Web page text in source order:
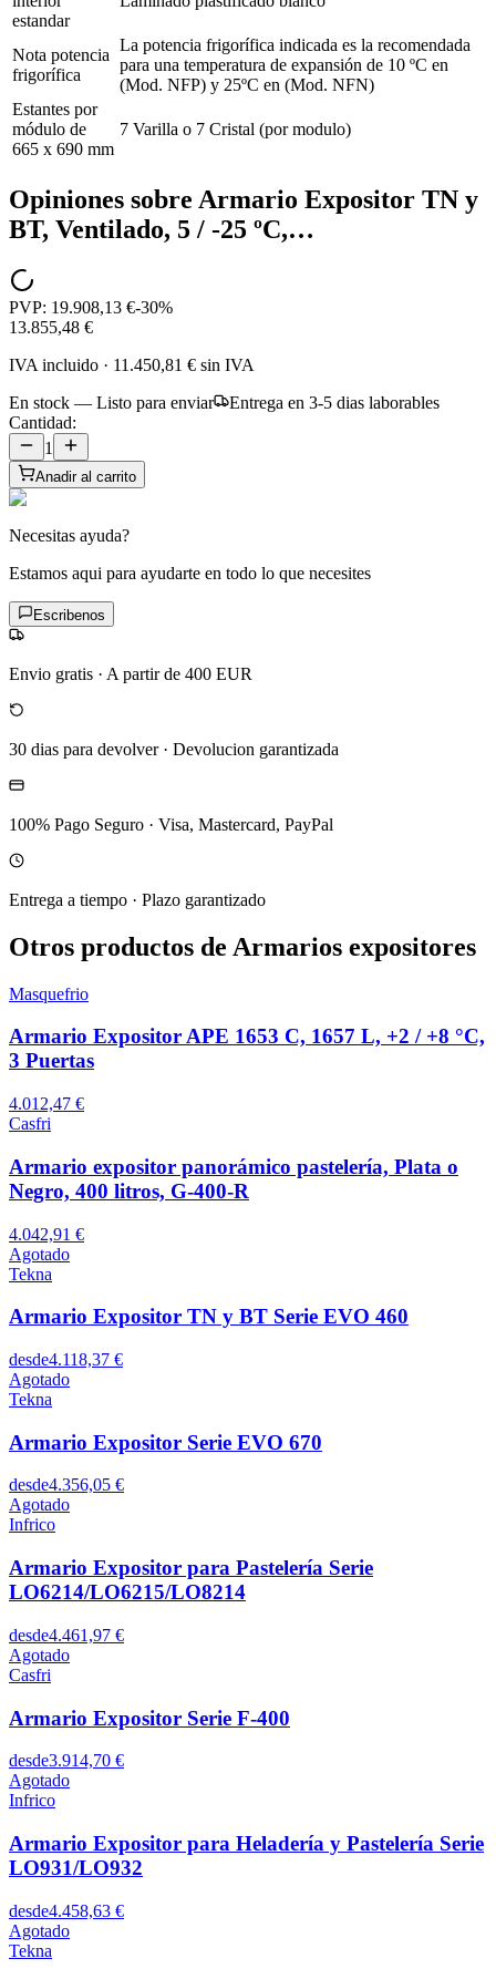
estandar
Nota potencia
frigorífica
La potencia frigorífica indicada es la recomendada
para una temperatura de expansión de 10 ºC en
(Mod. NFP) y 25ºC en (Mod. NFN)
Estantes por
módulo de
665 x 690 mm
7 Varilla o 7 Cristal (por modulo)
Opiniones sobre Armario Expositor TN y
BT, Ventilado, 5 / -25 ºC,…
PVP: 19.908,13 €-30%
13.855,48 €
IVA incluido · 11.450,81 € sin IVA
En stock — Listo para enviar
Entrega en 3-5 dias laborables
Cantidad:
1
Anadir al carrito
Necesitas ayuda?
Estamos aqui para ayudarte en todo lo que necesites
Escribenos
Envio gratis · A partir de 400 EUR
30 dias para devolver· Devolucion garantizada
100% Pago Seguro · Visa, Mastercard, PayPal
Entrega a tiempo · Plazo garantizado
Otros productos de Armarios expositores
Masquefrio
Armario Expositor APE 1653 C, 1657 L, +2 / +8 °C,
3 Puertas
4.012,47 €
Casfri
Armario expositor panorámico pastelería, Plata o
Negro, 400 litros, G-400-R
4.042,91 €
Agotado
Tekna
Armario Expositor TN y BT Serie EVO 460
desde4.118,37 €
Agotado
Tekna
Armario Expositor Serie EVO 670
desde4.356,05 €
Agotado
Infrico
Armario Expositor para Pastelería Serie
LO6214/LO6215/LO8214
desde4.461,97 €
Agotado
Casfri
Armario Expositor Serie F-400
desde3.914,70 €
Agotado
Infrico
Armario Expositor para Heladería y Pastelería Serie
LO931/LO932
desde4.458,63 €
Agotado
Tekna